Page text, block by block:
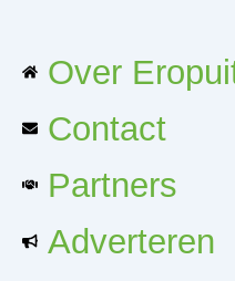
Over
Contact
Partners
Adverteren